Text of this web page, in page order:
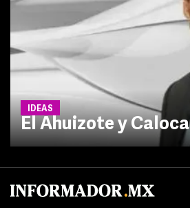
IDEAS
El Ahuizote y Caloca